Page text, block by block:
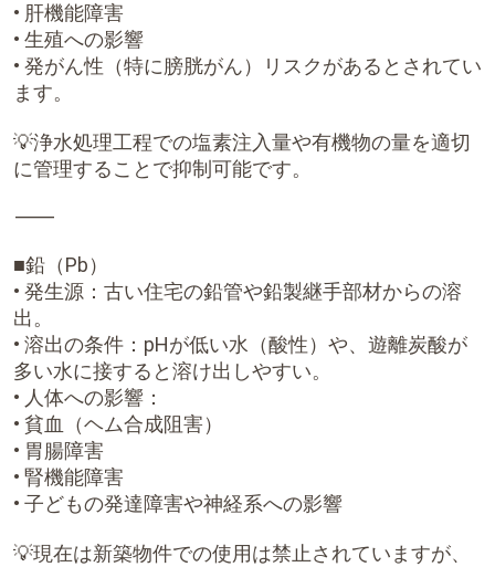
• 肝機能障害
• 生殖への影響
• 発がん性（特に膀胱がん）リスクがあるとされてい
ます。
💡浄水処理工程での塩素注入量や有機物の量を適切
に管理することで抑制可能です。
⸻
■鉛（Pb）
• 発生源：古い住宅の鉛管や鉛製継手部材からの溶
出。
• 溶出の条件：pHが低い水（酸性）や、遊離炭酸が
多い水に接すると溶け出しやすい。
• 人体への影響：
• 貧血（ヘム合成阻害）
• 胃腸障害
• 腎機能障害
• 子どもの発達障害や神経系への影響
💡現在は新築物件での使用は禁止されていますが、